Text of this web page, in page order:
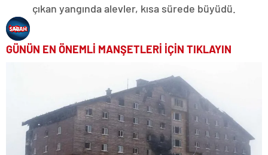
çıkan yangında alevler, kısa sürede büyüdü.
GÜNÜN EN ÖNEMLİ MANŞETLERİ İÇİN TIKLAYIN